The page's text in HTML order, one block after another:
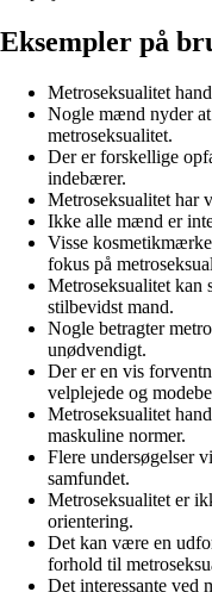
Eksempler på
Metroseksualitet
Nogle mænd nyder
metroseksualitet.
Der er forskellige
indebærer.
Metroseksualitet har
Ikke alle mænd er
Visse
fokus på
Metroseksualitet kan
stilbevidst mand.
Nogle betragter
unødvendigt.
Der er en vis
velplejede og
Metroseksualitet
maskuline normer.
Flere undersøgelser
samfundet.
Metroseksualitet er
orientering.
Det kan være en
forhold til
Det interessante ved